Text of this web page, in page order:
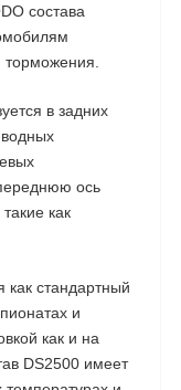
состава
в задних
ось
как
как стандартный
и
как и на
DS2500 имеет